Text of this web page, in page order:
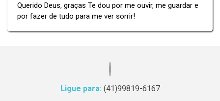
Querido Deus, graças Te dou por me ouvir, me guardar e
por fazer de tudo para me ver sorrir!
Ligue para: (41)99819-6167